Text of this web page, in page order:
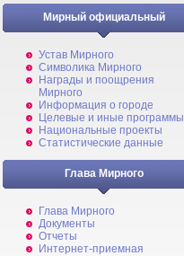
Мирный официальный
Устав Мирного
Символика Мирного
Награды и поощрения
Мирного
Информация о городе
Целевые и иные программы
Национальные проекты
Статистические данные
Глава Мирного
Глава Мирного
Документы
Отчеты
Интернет-приемная